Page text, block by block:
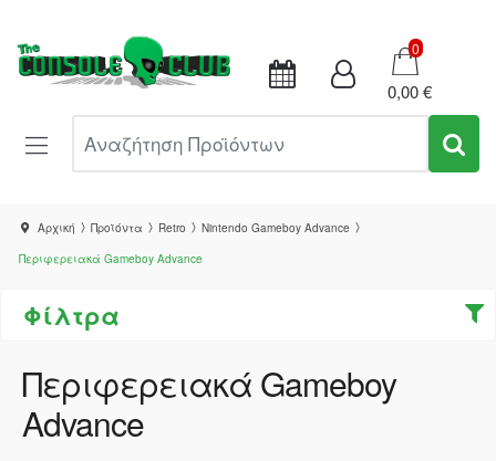
Καλάθι
0
0,00 €
Αρχική Προϊόντα Retro
Nintendo Gameboy Advance
Περιφερειακά Gameboy Advance
Φίλτρα
Περιφερειακά Gameboy
Advance